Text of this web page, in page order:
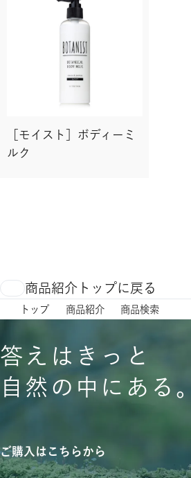
［モイスト］ボディーミ
ルク
商品紹介トップに戻る
トップ 商品紹介 商品検索
答えはきっと
自然の中にある。
ご購入はこちらから